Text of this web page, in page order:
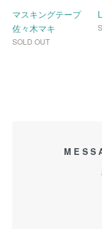
マスキングテープ
佐々木マキ
SOLD OUT